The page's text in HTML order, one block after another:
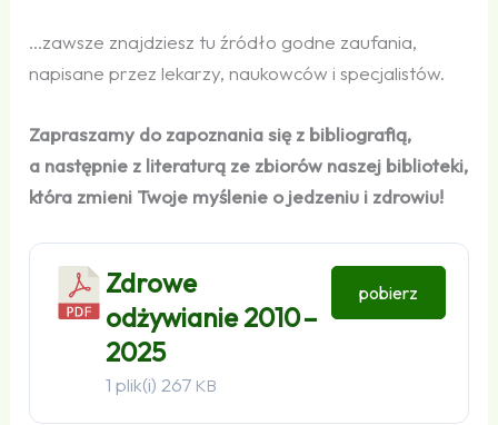
…zawsze znajdziesz tu źródło godne zaufania,
napisane przez lekarzy, naukowców i specjalistów.
Zapraszamy do zapoznania się z bibliografią,
a następnie z literaturą ze zbiorów naszej biblioteki,
która zmieni Twoje myślenie o jedzeniu i zdrowiu!
Zdrowe
odżywianie 2010 –
2025
1 plik(i) 267 KB
pobierz